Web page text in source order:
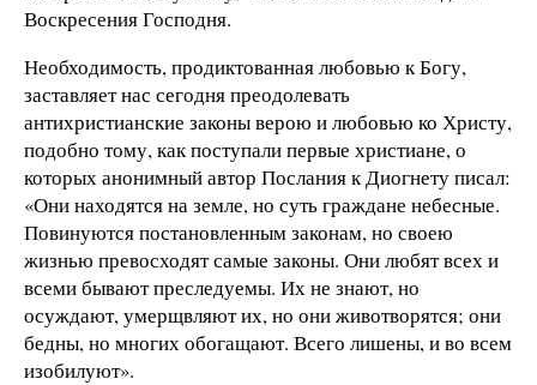
Воскресения Господня.
Необходимость, продиктованная любовью к Богу,
заставляет нас сегодня преодолевать
антихристианские законы верою и любовью ко Христу,
подобно тому, как поступали первые христиане, о
которых анонимный автор Послания к Диогнету писал:
«Они находятся на земле, но суть граждане небесные.
Повинуются постановленным законам, но своею
жизнью превосходят самые законы. Они любят всех и
всеми бывают преследуемы. Их не знают, но
осуждают, умерщвляют их, но они животворятся; они
бедны, но многих обогащают. Всего лишены, и во всем
изобилуют».